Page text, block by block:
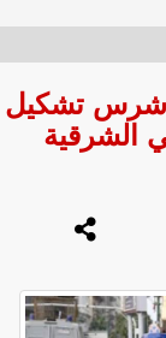
أشرس تشكيل
الشرقية